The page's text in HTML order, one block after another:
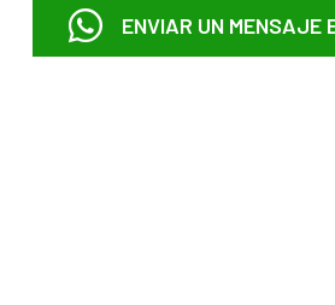
ENVIAR UN MENSAJE